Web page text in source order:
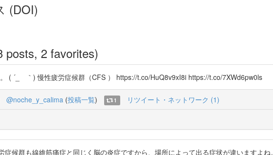
(DOI)
posts, 2 favorites)
( ´_ゝ｀) 慢性疲労症候群（CFS ） https://t.co/HuQ8v9xI8i https://t.co/7XWd6pw0ls
@noche_y_calima (投稿一覧) 1 リツイート・ネットワーク (1)
症候群も線維筋痛症と同じく脳の炎症ですから、場所によって出る症状が違いますよ